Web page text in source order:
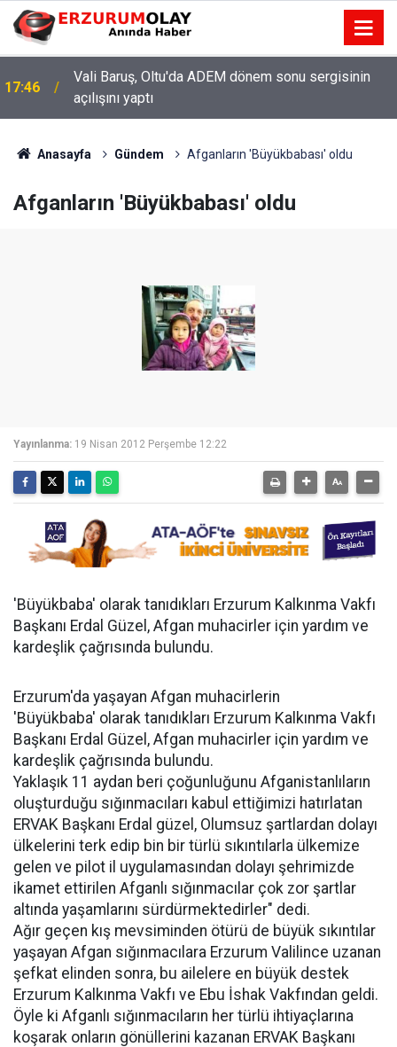
17:46
Vali Baruş, Oltu'da ADEM dönem sonu sergisinin
açılışını yaptı
Anasayfa Gündem Afganların 'Büyükbabası' oldu
Afganların 'Büyükbabası' oldu
Yayınlanma: 19 Nisan 2012 Perşembe 12:22
'Büyükbaba' olarak tanıdıkları Erzurum Kalkınma Vakfı
Başkanı Erdal Güzel, Afgan muhacirler için yardım ve
kardeşlik çağrısında bulundu.
Erzurum'da yaşayan Afgan muhacirlerin
'Büyükbaba' olarak tanıdıkları Erzurum Kalkınma Vakfı
Başkanı Erdal Güzel, Afgan muhacirler için yardım ve
kardeşlik çağrısında bulundu.
Yaklaşık 11 aydan beri çoğunluğunu Afganistanlıların
oluşturduğu sığınmacıları kabul ettiğimizi hatırlatan
ERVAK Başkanı Erdal güzel, Olumsuz şartlardan dolayı
ülkelerini terk edip bin bir türlü sıkıntılarla ülkemize
gelen ve pilot il uygulamasından dolayı şehrimizde
ikamet ettirilen Afganlı sığınmacılar çok zor şartlar
altında yaşamlarını sürdürmektedirler" dedi.
Ağır geçen kış mevsiminden ötürü de büyük sıkıntılar
yaşayan Afgan sığınmacılara Erzurum Valilince uzanan
şefkat elinden sonra, bu ailelere en büyük destek
Erzurum Kalkınma Vakfı ve Ebu İshak Vakfından geldi.
Öyle ki Afganlı sığınmacıların her türlü ihtiyaçlarına
koşarak onların gönüllerini kazanan ERVAK Başkanı